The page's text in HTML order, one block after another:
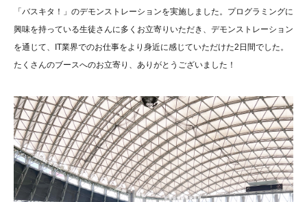
「バスキタ！」のデモンストレーションを実施しました。プログラミングに
興味を持っている生徒さんに多くお立寄りいただき、デモンストレーション
を通じて、IT業界でのお仕事をより身近に感じていただけた2日間でした。
たくさんのブースへのお立寄り、ありがとうございました！